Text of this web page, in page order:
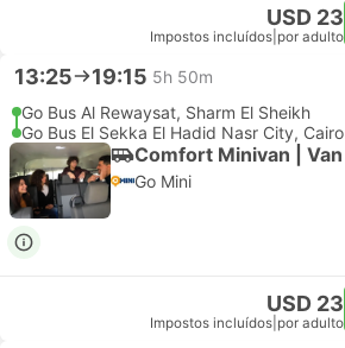
USD 23
Impostos incluídos por adulto
13:25 19:15 5h 50m
Go Bus Al Rewaysat, Sharm El Sheikh
Go Bus El Sekka El Hadid Nasr City, Cairo
Comfort Minivan | Van
Go Mini
USD 23
Impostos incluídos por adulto